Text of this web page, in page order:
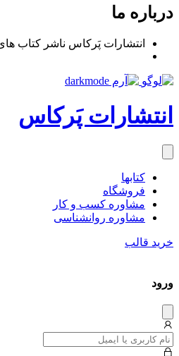
درباره ما
انتشارات پَرکاس ناشر کتاب
انتشارات پَرکاس
کتاب‎ها
فروشگاه
مشاوره کسب و کار
مشاوره روان‎شناسی
خرید قالب
ورود
میس